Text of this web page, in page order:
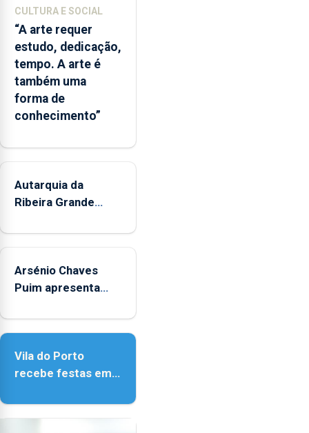
partilhadas
entre
o
Governo
Regional
e
municípios.
CULTURA E SOCIAL
“A arte requer
estudo, dedicação,
tempo. A arte é
também uma
forma de
conhecimento”
Autarquia da
Ribeira Grande
"Museus no Verão"
Arsénio Chaves
Puim apresenta
de Vila do Porto
Vila do Porto
recebe festas em
Senhora da